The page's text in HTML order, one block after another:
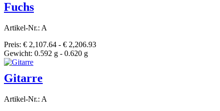
Fuchs
Artikel-Nr.: A
Preis: € 2,107.64 - € 2,206.93
Gewicht: 0.592 g - 0.620 g
Gitarre
Artikel-Nr.: A